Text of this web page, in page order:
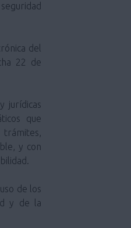
22 de
jurídicas
que
y con
y de la